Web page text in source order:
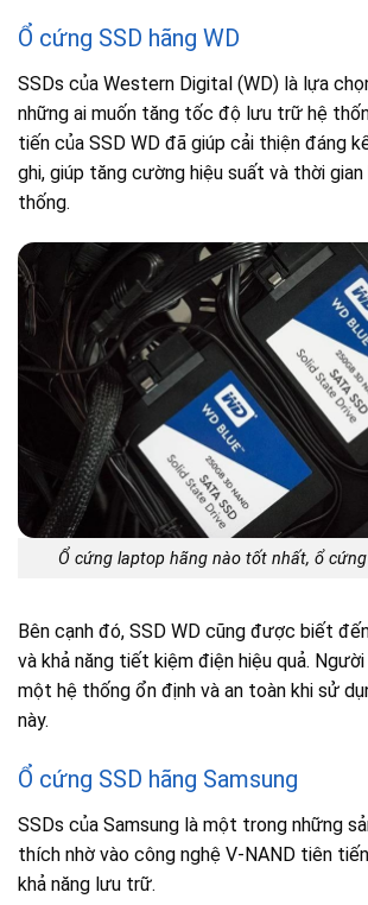
Ổ cứng SSD hãng WD
SSDs của Western Digital (WD) là lựa
những ai muốn tăng tốc độ lưu trữ hệ
tiến của SSD WD đã giúp cải thiện đáng
ghi, giúp tăng cường hiệu suất và thời
thống.
Ổ cứng laptop hãng nào tốt nhất, ổ cứng
Bên cạnh đó, SSD WD cũng được biết
và khả năng tiết kiệm điện hiệu quả.
một hệ thống ổn định và an toàn khi sử
này.
Ổ cứng SSD hãng Samsung
SSDs của Samsung là một trong những
thích nhờ vào công nghệ V-NAND tiên
khả năng lưu trữ.